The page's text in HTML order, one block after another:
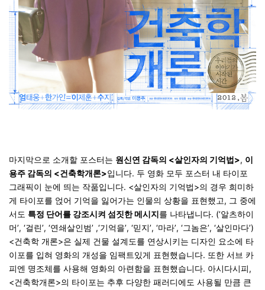
마지막으로 소개할 포스터는 원신연 감독의 <살인자의 기억법>, 이
용주 감독의 <건축학개론>입니다. 두 영화 모두 포스터 내 타이포
그래픽이 눈에 띄는 작품입니다. <살인자의 기억법>의 경우 희미하
게 타이포를 얹어 기억을 잃어가는 인물의 상황을 표현했고, 그 중에
서도 특정 단어를 강조시켜 섬짓한 메시지를 나타냅니다. (’알츠하이
머’, ‘걸린’, ‘연쇄살인범’ ,‘기억을’, ‘믿지’, ‘마라’, ‘그놈은’, ‘살인마다’)
<건축학 개론>은 실제 건물 설계도를 연상시키는 디자인 요소에 타
이포를 입혀 영화의 개성을 임팩트있게 표현했습니다. 또한 서브 카
피엔 명조체를 사용해 영화의 아련함을 표현했습니다. 아시다시피,
<건축학개론>의 타이포는 추후 다양한 패러디에도 사용될 만큼 큰